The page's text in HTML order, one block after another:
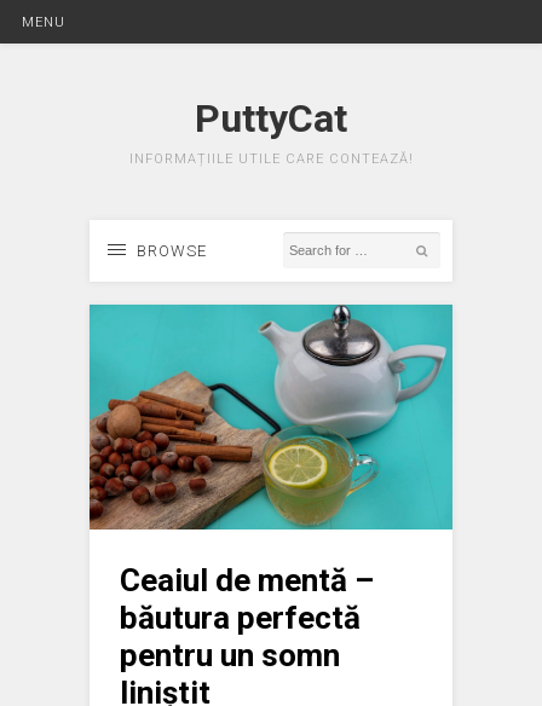
MENU
PuttyCat
INFORMAȚIILE UTILE CARE CONTEAZĂ!
BROWSE
Ceaiul de mentă –
băutura perfectă
pentru un somn
liniștit